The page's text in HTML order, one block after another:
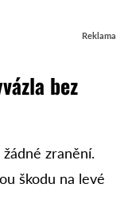
Reklama
bez
zranění.
škodu na levé